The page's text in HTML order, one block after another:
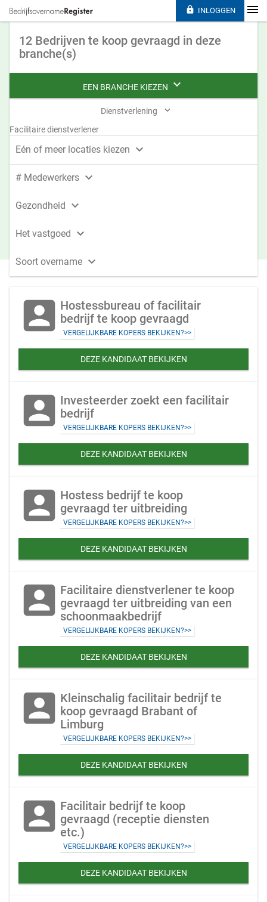
12 Bedrijven te koop gevraagd in deze
branche(s)
EEN BRANCHE KIEZEN 
Dienstverlening 
Facilitaire dienstverlener
Eén of meer locaties kiezen 
# Medewerkers 
Gezondheid 
Het vastgoed 
Soort overname 
account_box Hostessbureau of facilitair
bedrijf te koop gevraagd
VERGELIJKBARE KOPERS BEKIJKEN?>>
DEZE KANDIDAAT BEKIJKEN
account_box Investeerder zoekt een facilitair
bedrijf
VERGELIJKBARE KOPERS BEKIJKEN?>>
DEZE KANDIDAAT BEKIJKEN
account_box Hostess bedrijf te koop
gevraagd ter uitbreiding
VERGELIJKBARE KOPERS BEKIJKEN?>>
DEZE KANDIDAAT BEKIJKEN
account_box Facilitaire dienstverlener te koop
gevraagd ter uitbreiding van een
schoonmaakbedrijf
VERGELIJKBARE KOPERS BEKIJKEN?>>
DEZE KANDIDAAT BEKIJKEN
account_box Kleinschalig facilitair bedrijf te
koop gevraagd Brabant of
Limburg
VERGELIJKBARE KOPERS BEKIJKEN?>>
DEZE KANDIDAAT BEKIJKEN
account_box Facilitair bedrijf te koop
gevraagd (receptie diensten
etc.)
VERGELIJKBARE KOPERS BEKIJKEN?>>
DEZE KANDIDAAT BEKIJKEN
 INLOGGEN